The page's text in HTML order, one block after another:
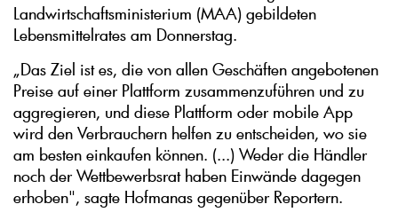
Landwirtschaftsministerium (MAA) gebildeten
Lebensmittelrates am Donnerstag.
„Das Ziel ist es, die von allen Geschäften angebotenen
Preise auf einer Plattform zusammenzuführen und zu
aggregieren, und diese Plattform oder mobile App
wird den Verbrauchern helfen zu entscheiden, wo sie
am besten einkaufen können. (...) Weder die Händler
noch der Wettbewerbsrat haben Einwände dagegen
erhoben", sagte Hofmanas gegenüber Reportern.